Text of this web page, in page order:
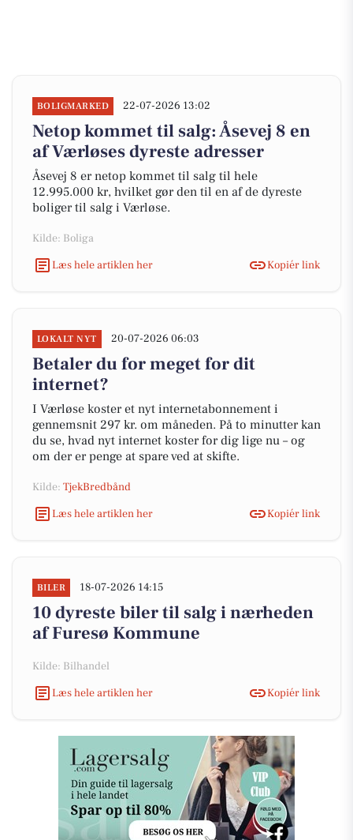
BOLIGMARKED 22-07-2026 13:02
Netop kommet til salg: Åsevej 8 en
af Værløses dyreste adresser
Åsevej 8 er netop kommet til salg til hele
12.995.000 kr, hvilket gør den til en af de dyreste
boliger til salg i Værløse.
Kilde: Boliga
Læs hele artiklen her
Kopiér link
LOKALT NYT 20-07-2026 06:03
Betaler du for meget for dit
internet?
I Værløse koster et nyt internetabonnement i
gennemsnit 297 kr. om måneden. På to minutter kan
du se, hvad nyt internet koster for dig lige nu – og
om der er penge at spare ved at skifte.
Kilde: TjekBredbånd
Læs hele artiklen her
Kopiér link
BILER 18-07-2026 14:15
10 dyreste biler til salg i nærheden
af Furesø Kommune
Kilde: Bilhandel
Læs hele artiklen her
Kopiér link